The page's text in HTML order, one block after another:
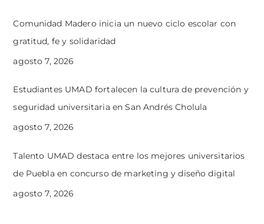
Comunidad Madero inicia un nuevo ciclo escolar con
gratitud, fe y solidaridad
agosto 7, 2026
Estudiantes UMAD fortalecen la cultura de prevención y
seguridad universitaria en San Andrés Cholula
agosto 7, 2026
Talento UMAD destaca entre los mejores universitarios
de Puebla en concurso de marketing y diseño digital
agosto 7, 2026